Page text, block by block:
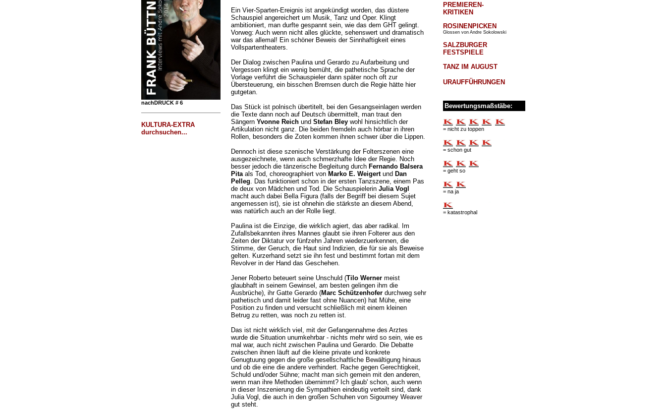
nachDRUCK # 6
KULTURA-EXTRA
durchsuchen...
Ein Vier-Sparten-Ereignis ist angekündigt worden, das düstere
Schauspiel angereichert um Musik, Tanz und Oper. Klingt
ambitioniert, man durfte gespannt sein, wie das dem GHT gelingt.
Vorweg: Auch wenn nicht alles glückte, sehenswert und dramatisch
war das allemal! Ein schöner Beweis der Sinnhaftigkeit eines
Vollspartentheaters.
Der Dialog zwischen Paulina und Gerardo zu Aufarbeitung und
Vergessen klingt ein wenig bemüht, die pathetische Sprache der
Vorlage verführt die Schauspieler dann später noch oft zur
Übersteuerung, ein bisschen Bremsen durch die Regie hätte hier
gutgetan.
Das Stück ist polnisch übertitelt, bei den Gesangseinlagen werden
die Texte dann noch auf Deutsch übermittelt, man traut den
Sängern Yvonne Reichund Stefan Bleywohl hinsichtlich der
Artikulation nicht ganz. Die beiden fremdeln auch hörbar in ihren
Rollen, besonders die Zoten kommen ihnen schwer über die Lippen.
Dennoch ist diese szenische Verstärkung der Folterszenen eine
ausgezeichnete, wenn auch schmerzhafte Idee der Regie. Noch
besser jedoch die tänzerische Begleitung durch Fernando Balsera
Pitaals Tod, choreographiert von Marko E. Weigertund Dan
Pelleg. Das funktioniert schon in der ersten Tanzszene, einem Pas
de deux von Mädchen und Tod. Die Schauspielerin Julia Vogl
macht auch dabei Bella Figura (falls der Begriff bei diesem Sujet
angemessen ist), sie ist ohnehin die stärkste an diesem Abend,
was natürlich auch an der Rolle liegt.
Paulina ist die Einzige, die wirklich agiert, das aber radikal. Im
Zufallsbekannten ihres Mannes glaubt sie ihren Folterer aus den
Zeiten der Diktatur vor fünfzehn Jahren wiederzuerkennen, die
Stimme, der Geruch, die Haut sind Indizien, die für sie als Beweise
gelten. Kurzerhand setzt sie ihn fest und bestimmt fortan mit dem
Revolver in der Hand das Geschehen.
Jener Roberto beteuert seine Unschuld (Tilo Wernermeist
glaubhaft in seinem Gewinsel, am besten gelingen ihm die
Ausbrüche), ihr Gatte Gerardo (Marc Schützenhoferdurchweg sehr
pathetisch und damit leider fast ohne Nuancen) hat Mühe, eine
Position zu finden und versucht schließlich mit einem kleinen
Betrug zu retten, was noch zu retten ist.
Das ist nicht wirklich viel, mit der Gefangennahme des Arztes
wurde die Situation unumkehrbar - nichts mehr wird so sein, wie es
mal war, auch nicht zwischen Paulina und Gerardo. Die Debatte
zwischen ihnen läuft auf die kleine private und konkrete
Genugtuung gegen die große gesellschaftliche Bewältigung hinaus
und ob die eine die andere verhindert. Rache gegen Gerechtigkeit,
Schuld und/oder Sühne; macht man sich gemein mit den anderen,
wenn man ihre Methoden übernimmt? Ich glaub' schon, auch wenn
in dieser Inszenierung die Sympathien eindeutig verteilt sind, dank
Julia Vogl, die auch in den großen Schuhen von Sigourney Weaver
gut steht.
PREMIEREN-
KRITIKEN
ROSINENPICKEN
Glossen von Andre Sokolowski
SALZBURGER
FESTSPIELE
TANZ IM AUGUST
URAUFFÜHRUNGEN
Bewertungsmaßstäbe:
= nicht zu toppen
= schon gut
= geht so
= na ja
= katastrophal